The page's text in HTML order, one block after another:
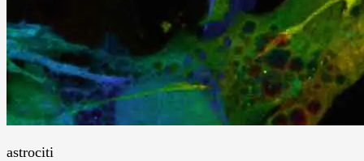
astrociti